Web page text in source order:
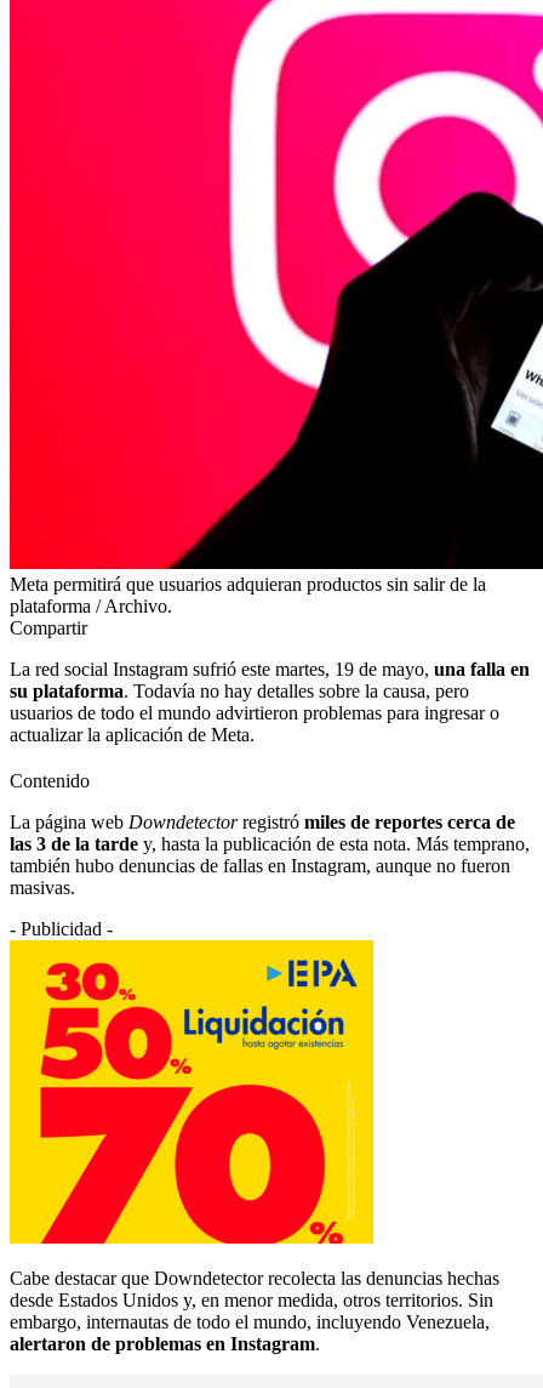
Meta permitirá que usuarios adquieran productos sin salir de la
plataforma / Archivo.
Compartir
La red social Instagram sufrió este martes, 19 de mayo, una falla en
su plataforma. Todavía no hay detalles sobre la causa, pero
usuarios de todo el mundo advirtieron problemas para ingresar o
actualizar la aplicación de Meta.
Contenido
La página web Downdetectorregistró miles de reportes cerca de
las 3 de la tarde y, hasta la publicación de esta nota. Más temprano,
también hubo denuncias de fallas en Instagram, aunque no fueron
masivas.
- Publicidad -
Cabe destacar que Downdetector recolecta las denuncias hechas
desde Estados Unidos y, en menor medida, otros territorios. Sin
embargo, internautas de todo el mundo, incluyendo Venezuela,
alertaron de problemas en Instagram.